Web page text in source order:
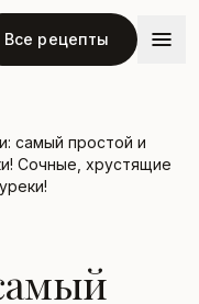
Все рецепты
самый простой и
Сочные, хрустящие